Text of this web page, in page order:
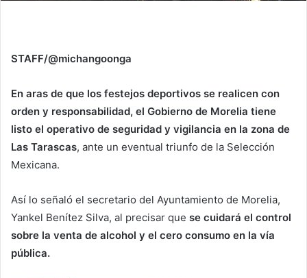
STAFF/@michangoonga
En aras de que los festejos deportivos se realicen con
orden y responsabilidad, el Gobierno de Morelia tiene
listo el operativo de seguridad y vigilancia en la zona de
Las Tarascas, ante un eventual triunfo de la Selección
Mexicana.
Así lo señaló el secretario del Ayuntamiento de Morelia,
Yankel Benítez Silva, al precisar que se cuidará el control
sobre la venta de alcohol y el cero consumo en la vía
pública.